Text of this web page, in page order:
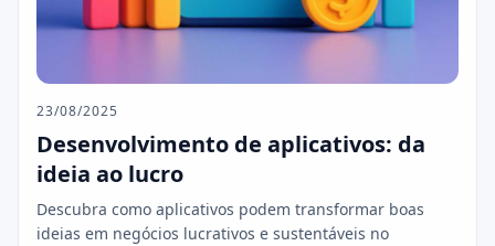
23/08/2025
Desenvolvimento de aplicativos: da
ideia ao lucro
Descubra como aplicativos podem transformar boas
ideias em negócios lucrativos e sustentáveis no